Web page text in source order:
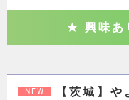
興味あ
NEW
【茨城】